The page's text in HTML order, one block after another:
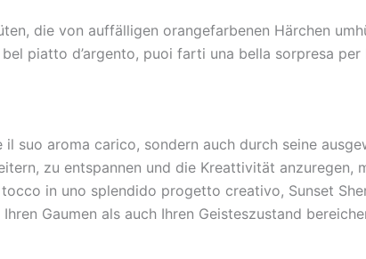
die von auffälligen orangefarbenen Härchen
piatto d’argento, puoi farti una bella sorpresa per
aroma carico, sondern auch durch seine
zu entspannen und die Kreattivität anzuregen,
in uno splendido progetto creativo, Sunset
Gaumen als auch Ihren Geisteszustand